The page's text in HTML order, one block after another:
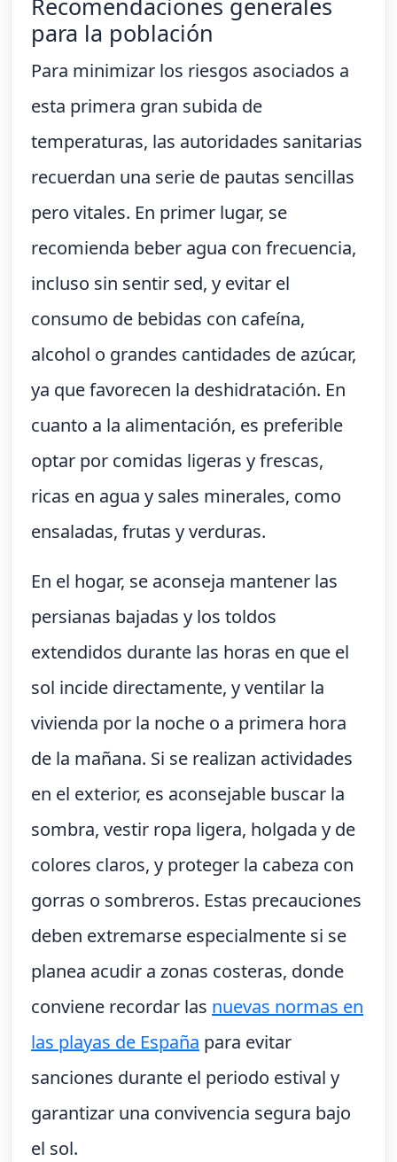
Recomendaciones generales
para la población
Para minimizar los riesgos asociados a
esta primera gran subida de
temperaturas, las autoridades sanitarias
recuerdan una serie de pautas sencillas
pero vitales. En primer lugar, se
recomienda beber agua con frecuencia,
incluso sin sentir sed, y evitar el
consumo de bebidas con cafeína,
alcohol o grandes cantidades de azúcar,
ya que favorecen la deshidratación. En
cuanto a la alimentación, es preferible
optar por comidas ligeras y frescas,
ricas en agua y sales minerales, como
ensaladas, frutas y verduras.
En el hogar, se aconseja mantener las
persianas bajadas y los toldos
extendidos durante las horas en que el
sol incide directamente, y ventilar la
vivienda por la noche o a primera hora
de la mañana. Si se realizan actividades
en el exterior, es aconsejable buscar la
sombra, vestir ropa ligera, holgada y de
colores claros, y proteger la cabeza con
gorras o sombreros. Estas precauciones
deben extremarse especialmente si se
planea acudir a zonas costeras, donde
conviene recordar las nuevas normas en
las playas de España para evitar
sanciones durante el periodo estival y
garantizar una convivencia segura bajo
el sol.